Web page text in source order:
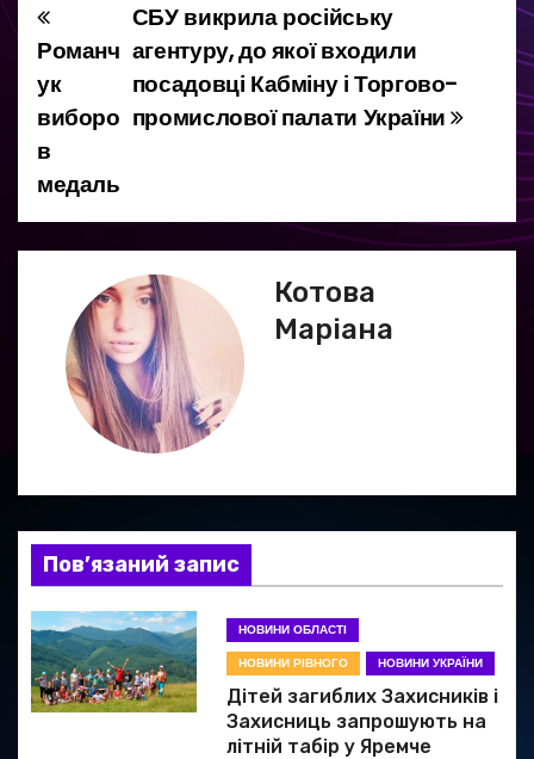
Н
а
в
і
г
а
п
и
с
і
СБУ викрила російську
агентуру, до якої входили
посадовці Кабміну і Торгово-
промислової палати України
Романч
ук
виборо
в
медаль
Котова
Маріана
Пов’язаний запис
НОВИНИ ОБЛАСТІ
НОВИНИ РІВНОГО
НОВИНИ УКРАЇНИ
Дітей загиблих Захисників і
Захисниць запрошують на
літній табір у Яремче